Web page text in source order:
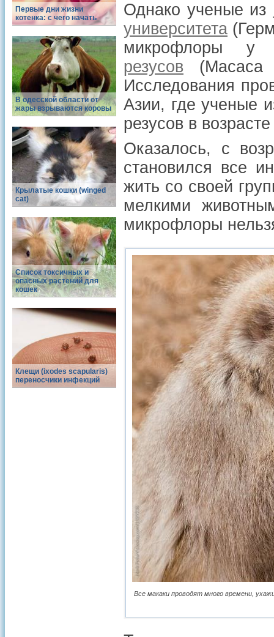
Первые дни жизни
котенка: с чего начать
В одесской области от
жары взрываются коровы
Крылатые кошки (winged
cat)
Список токсичных и
опасных растений для
кошек
Клещи (ixodes scapularis)
переносчики инфекций
Однако ученые из
университета
микрофлоры
резусов
Исследования
Азии, где ученые
резусов в
Оказалось, с
становился все
жить со своей
мелкими
микрофлоры
Все макаки проводят много времени,